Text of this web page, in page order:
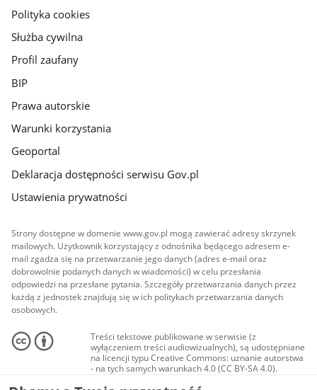
gov.pl
Polityka cookies
Służba cywilna
Profil zaufany
BIP
Prawa autorskie
Warunki korzystania
Geoportal
Deklaracja dostępności serwisu Gov.pl
Ustawienia prywatności
Strony dostępne w domenie www.gov.pl mogą zawierać adresy skrzynek
mailowych. Użytkownik korzystający z odnośnika będącego adresem e-
mail zgadza się na przetwarzanie jego danych (adres e-mail oraz
dobrowolnie podanych danych w wiadomości) w celu przesłania
odpowiedzi na przesłane pytania. Szczegóły przetwarzania danych przez
każdą z jednostek znajdują się w ich politykach przetwarzania danych
osobowych.
Treści tekstowe publikowane w serwisie (z
wyłączeniem treści audiowizualnych), są udostępniane
na licencji typu Creative Commons: uznanie autorstwa
- na tych samych warunkach 4.0 (CC BY-SA 4.0).
Materiały audiowizualne, w tym zdjęcia, materiały